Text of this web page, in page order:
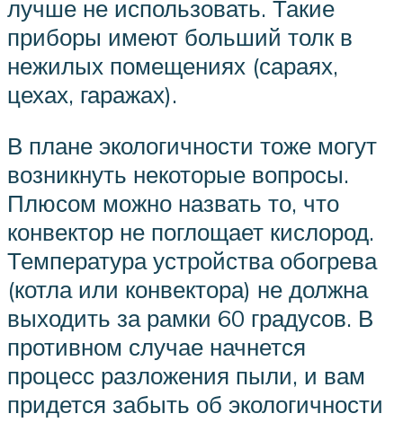
лучше не использовать. Такие
приборы имеют больший толк в
нежилых помещениях (сараях,
цехах, гаражах).
В плане экологичности тоже могут
возникнуть некоторые вопросы.
Плюсом можно назвать то, что
конвектор не поглощает кислород.
Температура устройства обогрева
(котла или конвектора) не должна
выходить за рамки 60 градусов. В
противном случае начнется
процесс разложения пыли, и вам
придется забыть об экологичности